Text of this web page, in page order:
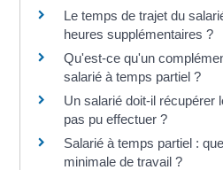
Le temps de trajet du
heures supplémentaires ?
Qu'est-ce qu'un
salarié à temps partiel ?
Un salarié doit-il récupérer
pas pu effectuer ?
Salarié à temps partiel :
minimale de travail ?